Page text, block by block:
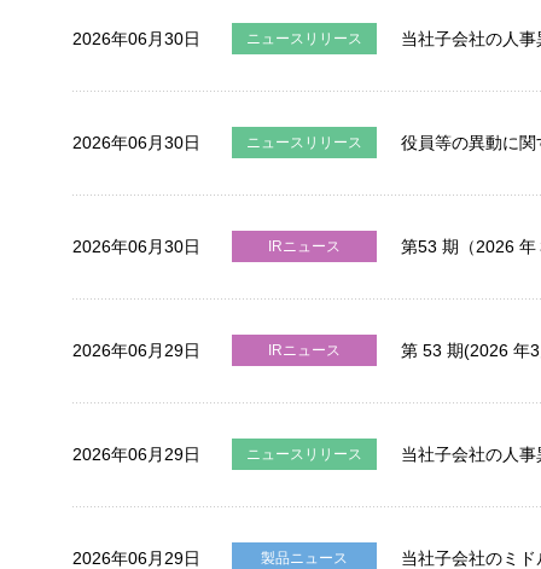
2026年06月30日 ニュースリリース 当社子会社の人
2026年06月30日 ニュースリリース 役員等の異動に
2026年06月30日 IRニュース 第53 期（2026 年
2026年06月29日 IRニュース 第 53 期(2026 年
2026年06月29日 ニュースリリース 当社子会社の人
2026年06月29日 製品ニュース 当社子会社のミ